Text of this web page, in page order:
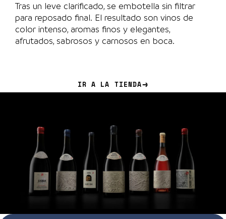
Tras un leve clarificado, se embotella sin filtrar
para reposado final. El resultado son vinos de
color intenso, aromas finos y elegantes,
afrutados, sabrosos y carnosos en boca.
IR A LA TIENDA